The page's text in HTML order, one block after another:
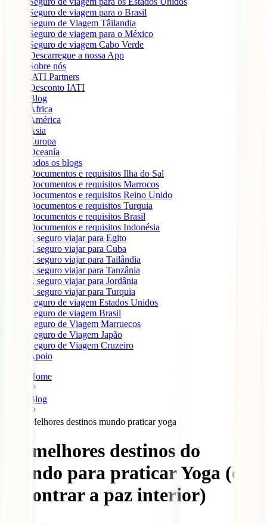
Seguro de viagem para o Brasil
Seguro de Viagem Tâilandia
Seguro de viagem para o México
Seguro de viagem Cabo Verde
Descarregue a nossa App
Sobre nós
IATI Partners
Desconto IATI
Blog
África
América
Ásia
Europa
Oceanía
todos os blogs
Documentos e requisitos Ilha do Sal
Documentos e requisitos Marrocos
Documentos e requisitos Reino Unido
Documentos e requisitos Turquia
Documentos e requisitos Brasil
Documentos e requisitos Indonésia
É seguro viajar para Egito
É seguro viajar para Cuba
É seguro viajar para Tailândia
É seguro viajar para Tanzânia
É seguro viajar para Jordânia
É seguro viajar para Turquia
Seguro de viagem Estados Unidos
Seguro de viagem Brasil
Seguro de Viagem Marruecos
Seguro de Viagem Japão
Seguro de Viagem Cruzeiro
Apoio
Home
Blog
Melhores destinos mundo praticar yoga
Os melhores destinos do
mundo para praticar Yoga (e
encontrar a paz interior)